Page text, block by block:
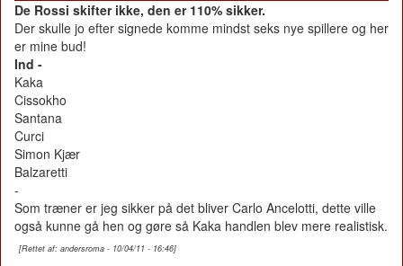
De Rossi skifter ikke, den er 110% sikker.
Der skulle jo efter signede komme mindst seks nye spillere og her
er mine bud!
Ind -
Kaka
Cissokho
Santana
Curci
Simon Kjær
Balzaretti
-
Som træner er jeg sikker på det bliver Carlo Ancelotti, dette ville
også kunne gå hen og gøre så Kaka handlen blev mere realistisk.
[Rettet af: andersroma - 10/04/11 - 16:46]